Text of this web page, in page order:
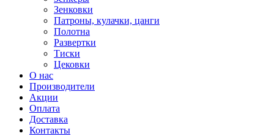
Зенковки
Патроны, кулачки, цанги
Полотна
Развертки
Тиски
Цековки
О нас
Производители
Акции
Оплата
Доставка
Контакты